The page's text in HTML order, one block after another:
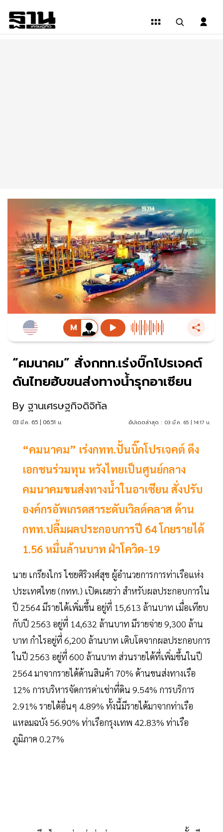
“คมนาคม” สั่งกทท.เร่งบิ๊กโปรเจคต์
ดันไทยฮับขนส่งทางน้ำรุกอาเซียน
By ฐานเศรษฐกิจดิจิทัล
03 มี.ค. 65 | 06:51 น. อัปเดตล่าสุด : 03 มี.ค. 65 | 14:17 น.
“คมนาคม” เร่งกทท.ปั้นบิ๊กโปรเจคต์ ดึง
เอกชนร่วมทุน หวังไทยเป็นศูนย์กลาง
คมนาคมขนส่งทางน้ำในอาเซียน สั่งปรับ
องค์กรอัพเกรดสาระดับเวิลด์คลาส ด้าน
กทท.ปลื้มผลประกอบการปี 64 โกยรายได้
1.56 หมื่นล้านบาท ฝ่าโควิด-19
นาย เกรียงไกร ไชยศิริวงศ์สุข ผู้อำนวยการการท่าเรือแห่ง
ประเทศไทย (กทท.) เปิดเผยว่า สำหรับผลประกอบการใน
ปี 2564 มีรายได้เพิ่มขึ้น อยู่ที่ 15,613 ล้านบาท เมื่อเทียบ
กับปี 2563 อยู่ที่ 14,632 ล้านบาท มีรายจ่าย 9,300 ล้าน
บาท กำไรอยู่ที่ 6,200 ล้านบาท เติบโตจากผลประกอบการ
ในปี 2563 อยู่ที่ 600 ล้านบาท ส่วนรายได้ที่เพิ่มขึ้นในปี
2564 มาจากรายได้ด้านสินค้า 70% ด้านขนส่งทางเรือ
12% การบริหารจัดการค่าเช่าที่ดิน 9.54% การบริการ
2.91% รายได้อื่นๆ 4.89% ทั้งนี้มีรายได้มาจากท่าเรือ
แหลมฉบัง 56.90% ท่าเรือกรุงเทพ 42.83% ท่าเรือ
ภูมิภาค 0.27%